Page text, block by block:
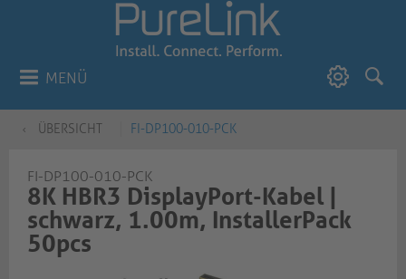
MENÜ
ÜBERSICHT FI-DP100-010-PCK
FI-DP100-010-PCK
8K HBR3 DisplayPort-Kabel |
schwarz, 1.00m, InstallerPack
50pcs​​​​​​​​​​​​​​